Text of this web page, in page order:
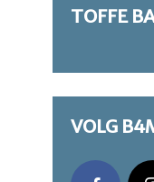
TOFFE
VOLG